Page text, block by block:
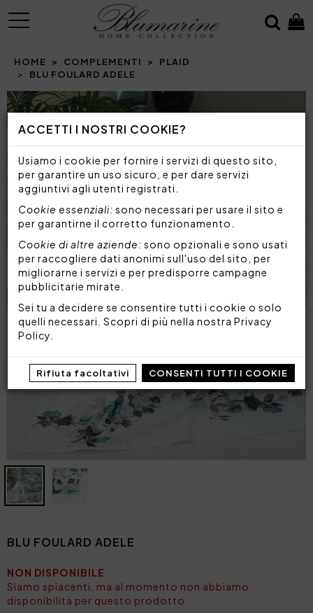
ACCETTI I NOSTRI COOKIE?
Usiamo i cookie per fornire i servizi di questo sito,
per garantire un uso sicuro, e per dare servizi
aggiuntivi agli utenti registrati.
Cookie essenziali: sono necessari per usare il sito e
per garantirne il corretto funzionamento.
Cookie di altre aziende: sono opzionali e sono usati
per raccogliere dati anonimi sull'uso del sito, per
migliorarne i servizi e per predisporre campagne
pubblicitarie mirate.
Sei tu a decidere se consentire tutti i cookie o solo
quelli necessari. Scopri di più nella nostra Privacy
Policy
Rifiuta facoltativi CONSENTI TUTTI I COOKIE
MENU
HOME COMPLEMENTI
PLAID
BLU FOULARD ADELE
Prev
BLU FOULARD ADELE
NON DISPONIBILE
Siamo spiacenti, ma al momento non abbiamo
disponibilità per questo prodotto.